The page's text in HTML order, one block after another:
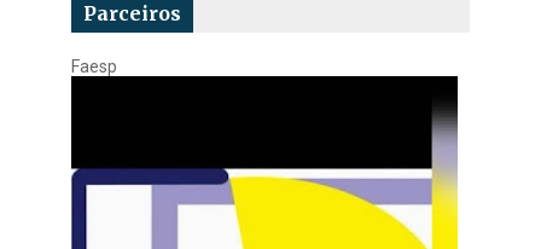
Parceiros
Faesp